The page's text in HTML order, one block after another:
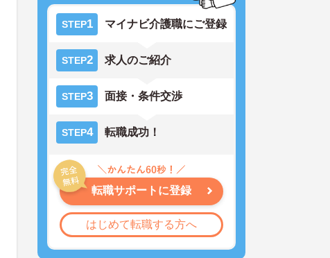
STEP1 マイナビ介護職にご登録
STEP2 求人のご紹介
STEP3 面接・条件交渉
STEP4 転職成功！
転職サポートに登録
はじめて転職する方へ